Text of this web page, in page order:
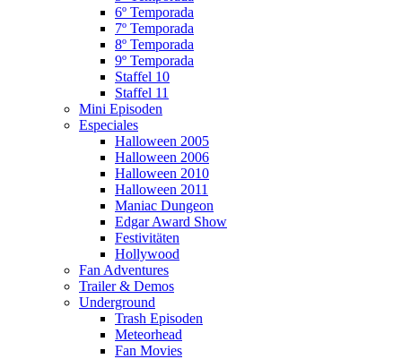
6º Temporada
7º Temporada
8º Temporada
9º Temporada
Staffel 10
Staffel 11
Mini Episoden
Especiales
Halloween 2005
Halloween 2006
Halloween 2010
Halloween 2011
Maniac Dungeon
Edgar Award Show
Festivitäten
Hollywood
Fan Adventures
Trailer & Demos
Underground
Trash Episoden
Meteorhead
Fan Movies